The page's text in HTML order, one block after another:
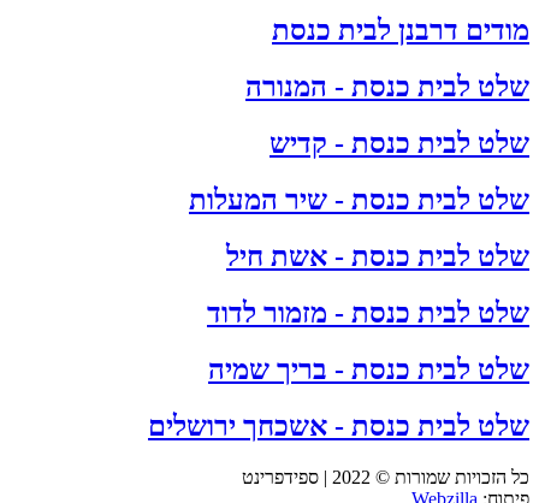
מודים דרבנן לבית כנסת
שלט לבית כנסת - המנורה
שלט לבית כנסת - קדיש
שלט לבית כנסת - שיר המעלות
שלט לבית כנסת - אשת חיל
שלט לבית כנסת - מזמור לדוד
שלט לבית כנסת - בריך שמיה
שלט לבית כנסת - אשכחך ירושלים
כל הזכויות שמורות © 2022 | ספידפרינט
פיתוח: Webzilla